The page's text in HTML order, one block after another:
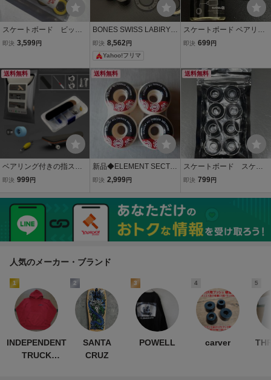
スケートボード ビック
かつや 非売品ステッカー
グ sk8
即決 3,599円
BONES SWISS LABIRYN
TH2 ボーンズ スイス ラビ
リンス2 オイル ベアリン
グ 両面シールド スケート
ボード
即決 8,562 円
Yahoo!フリマ
スケートボード ベアリン
グオイル 20ml ペンタイプ
即決 699円
送料無料
ベアリング付きの指スケ
フィンガーボード Finger
ード フィンガーボード DI
即決 999円
送料無料
新品◆ELEMENT SECTIO
N Wheels◆52mm/95A◆
ラック/ウィール/ベアリン
グ/クルーザー
即決 2,999円
送料無料
スケートボード スケボ
ー ABEC9ベアリング
即決 799円
人気のメーカー・ブランド
1
INDEPENDENT
TRUCK
2
SANTA
CRUZ
3
POWELL
4
carver
5